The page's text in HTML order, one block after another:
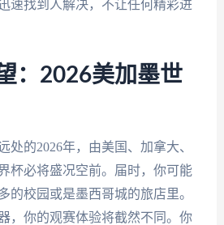
速找到人解决，不让任何精彩进
：2026美加墨世
处的2026年，由美国、加拿大、
杯必将盛况空前。届时，你可能
的校园或是墨西哥城的旅店里。
，你的观赛体验将截然不同。你